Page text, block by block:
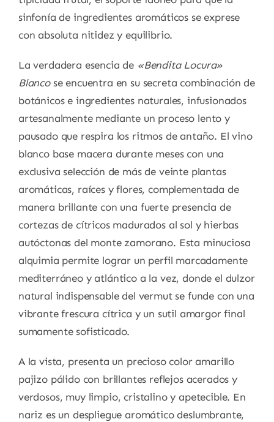
sinfonía de ingredientes aromáticos se exprese
con absoluta nitidez y equilibrio.
La verdadera esencia de «Bendita Locura»
Blancose encuentra en su secreta combinación de
botánicos e ingredientes naturales, infusionados
artesanalmente mediante un proceso lento y
pausado que respira los ritmos de antaño. El vino
blanco base macera durante meses con una
exclusiva selección de más de veinte plantas
aromáticas, raíces y flores, complementada de
manera brillante con una fuerte presencia de
cortezas de cítricos madurados al sol y hierbas
autóctonas del monte zamorano. Esta minuciosa
alquimia permite lograr un perfil marcadamente
mediterráneo y atlántico a la vez, donde el dulzor
natural indispensable del vermut se funde con una
vibrante frescura cítrica y un sutil amargor final
sumamente sofisticado.
A la vista, presenta un precioso color amarillo
pajizo pálido con brillantes reflejos acerados y
verdosos, muy limpio, cristalino y apetecible. En
nariz es un despliegue aromático deslumbrante,